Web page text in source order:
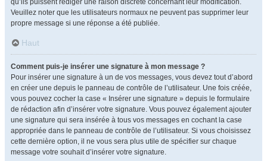
qu’ils puissent rédiger une raison discrète concernant leur modification.
Veuillez noter que les utilisateurs normaux ne peuvent pas supprimer leur
propre message si une réponse a été publiée.
Haut
Comment puis-je insérer une signature à mon message ?
Pour insérer une signature à un de vos messages, vous devez tout d’abord
en créer une depuis le panneau de contrôle de l’utilisateur. Une fois créée,
vous pouvez cocher la case « Insérer une signature » depuis le formulaire
de rédaction afin d’insérer votre signature. Vous pouvez également ajouter
une signature qui sera insérée à tous vos messages en cochant la case
appropriée dans le panneau de contrôle de l’utilisateur. Si vous choisissez
cette dernière option, il ne vous sera plus utile de spécifier sur chaque
message votre souhait d’insérer votre signature.